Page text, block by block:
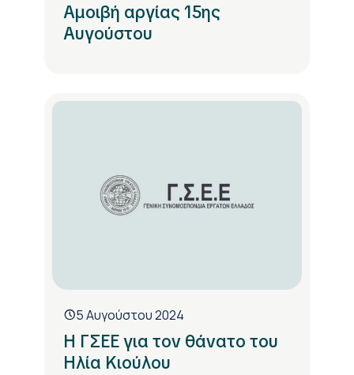
Αμοιβή αργίας 15ης
Αυγούστου
5 Αυγούστου 2024
Η ΓΣΕΕ για τον θάνατο του
Ηλία Κιούλου